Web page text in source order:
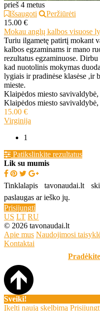
prieš 4 metus
Išsaugoti
Peržiūrėti
15.00 €
Mokau anglų kalbos visuose
Turiu ilgametę patirtį mokant
kalbos egzaminams ir mano
rezultatus egzaminuose.
kad nuotolinis mokymas
lygiais ir pradinėse klasėse ,ir
mieste.
Klaipėdos miesto
Klaipėdos miesto
15.00 €
Virginija
1
Patikslinkite rezultatus
Lik su mumis
Tinklalapis tavonaudai.lt
paslaugas ar ieško jų.
Prisijungti
US LT RU
© 2026 tavonaudai.lt
Apie mus Naudojimosi
Kontaktai
Pradėkite
Sveiki!
Įkelti naują skelbimą